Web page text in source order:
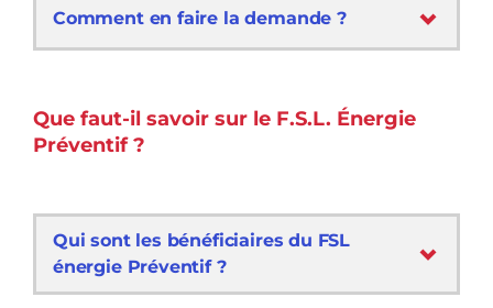
Comment en faire la demande ?
Que faut-il savoir sur le F.S.L. Énergie
Préventif ?
Qui sont les bénéficiaires du FSL
énergie Préventif ?